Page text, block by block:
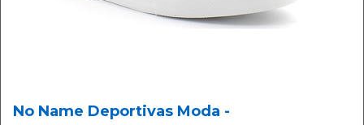
No Name Deportivas Moda -